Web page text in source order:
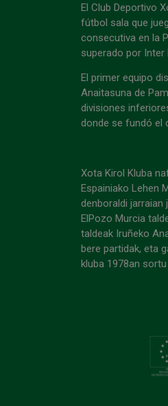
El Club Deportivo
fútbol sala que
consecutiva en la
superado por Inter
El primer equipo
Anaitasuna de
divisiones
donde se fundó el
Xota Kirol Kluba
Espainiako Lehen
denboraldi
ElPozo Murcia
taldeak Iruñeko
bere partidak, eta
kluba 1978an